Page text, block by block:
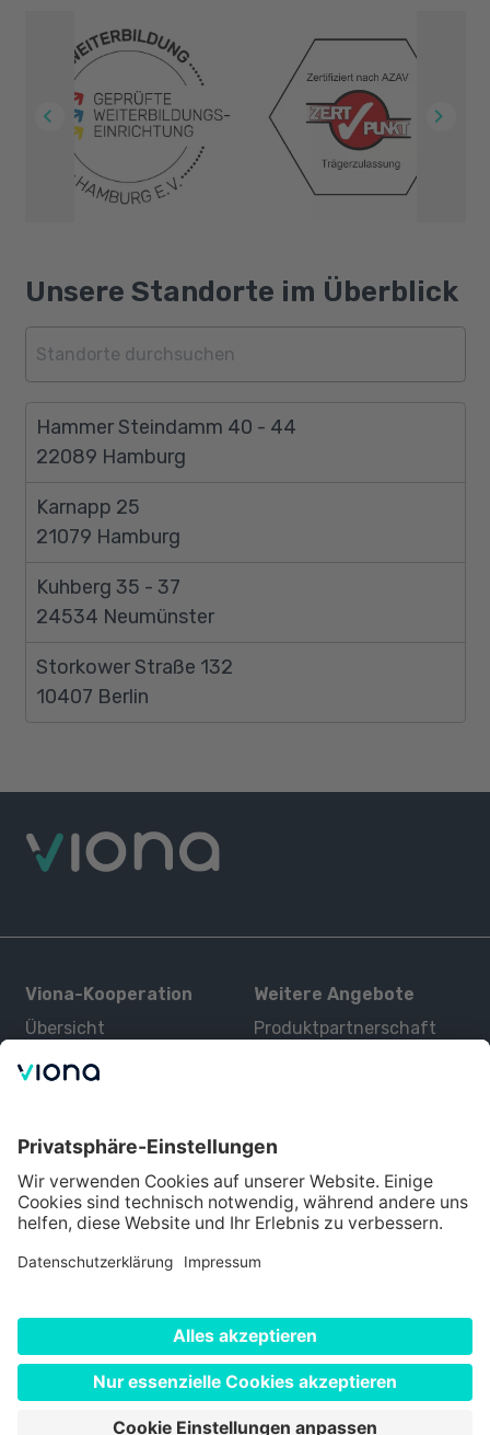
Unsere Standorte im Überblick
Hammer Steindamm 40 - 44
22089 Hamburg
Karnapp 25
21079 Hamburg
Kuhberg 35 - 37
24534 Neumünster
Storkower Straße 132
10407 Berlin
Viona-Kooperation
Übersicht
Kurse
Weitere Angebote
Produktpartnerschaft
Über uns
Alle Partner
Über Viona
Für Interessenten
Bildungsangebot
Impressum
Nutzungsbedingungen
Cookie Einstellungen